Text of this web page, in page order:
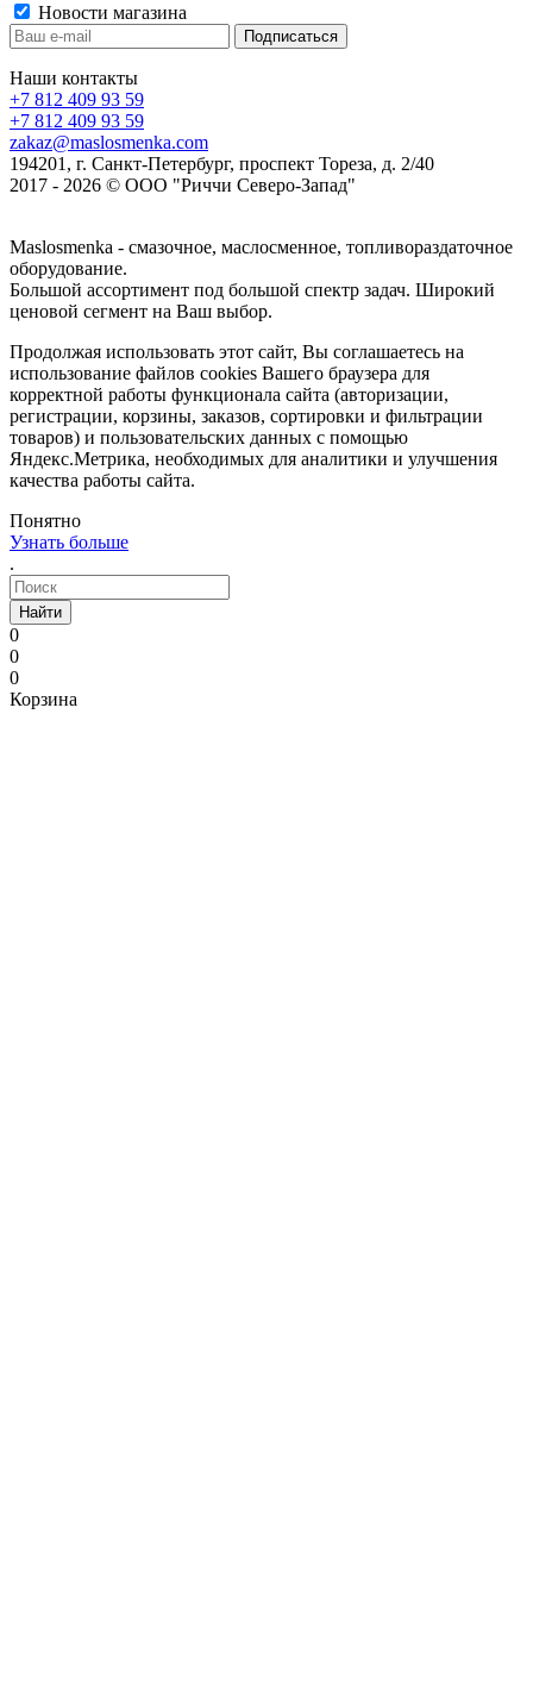
Новости магазина
Наши контакты
+7 812 409 93 59
+7 812 409 93 59
zakaz@maslosmenka.com
194201, г. Санкт-Петербург, проспект Тореза, д. 2/40
2017 - 2026 © ООО "Риччи Северо-Запад"
Maslosmenka - смазочное, маслосменное, топливораздаточное
оборудование.
Большой ассортимент под большой спектр задач. Широкий
ценовой сегмент на Ваш выбор.
Продолжая использовать этот сайт, Вы соглашаетесь на
использование файлов cookies Вашего браузера для
корректной работы функционала сайта (авторизации,
регистрации, корзины, заказов, сортировки и фильтрации
товаров) и пользовательских данных с помощью
Яндекс.Метрика, необходимых для аналитики и улучшения
качества работы сайта.
Понятно
Узнать больше
.
Найти
0
0
0
Корзина